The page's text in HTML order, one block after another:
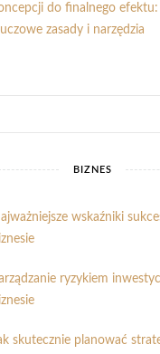
do finalnego efektu:
zasady i narzędzia
BIZNES
wskaźniki
ryzykiem
skutecznie planować